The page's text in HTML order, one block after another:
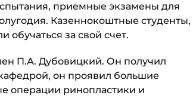
приемные экзамены для
Казеннокоштные студенты,
за свой счет.
П.А. Дубовицкий. Он получил
он проявил большие
операции ринопластики и